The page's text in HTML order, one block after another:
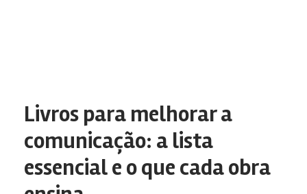
Livros para melhorar a
comunicação: a lista
essencial e o que cada obra